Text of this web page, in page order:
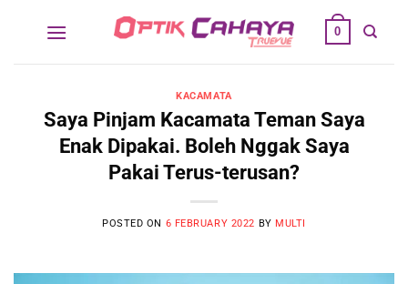
0
KACAMATA
Saya Pinjam Kacamata Teman Saya
Enak Dipakai. Boleh Nggak Saya
Pakai Terus-terusan?
POSTED ON 6 FEBRUARY 2022 BY MULTI